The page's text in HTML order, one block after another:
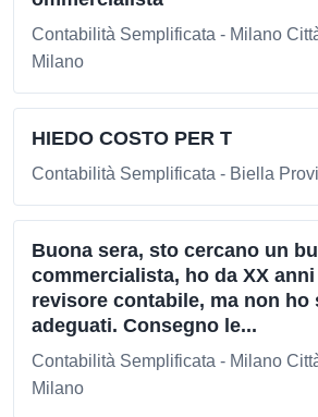
Contabilità Semplificata - Milano
Milano
HIEDO COSTO PER T
Contabilità Semplificata - Biella
Buona sera, sto cercano un
commercialista, ho da XX
revisore contabile, ma non ho
adeguati. Consegno le...
Contabilità Semplificata - Milano
Milano